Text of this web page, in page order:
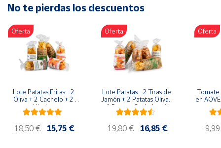
Artesanía
Oficina y
Papelería
Para Canarias,
Ceuta y Melilla
populares
Bono
Cultural
No te pierdas los descuentos
Oferta
Lote Patatas Fritas - 2
Oliva + 2 Cachelo + 2
Hierbas
18,50 € 15,75 €
Oferta
Lote Patatas - 2 Tiras de
Jamón + 2 Patatas Oliva +
1 Patatas Cachelo + 1
Patatas Hierbas
19,80 € 16,85 €
Oferta
en